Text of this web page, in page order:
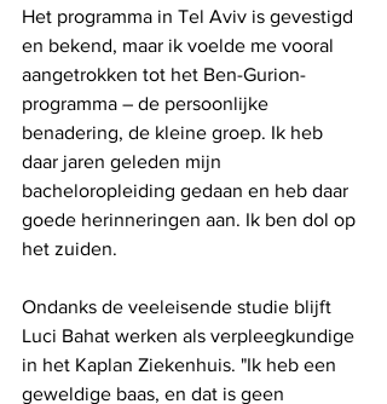
Het programma in Tel Aviv is gevestigd
en bekend, maar ik voelde me vooral
aangetrokken tot het Ben-Gurion-
programma – de persoonlijke
benadering, de kleine groep. Ik heb
daar jaren geleden mijn
bacheloropleiding gedaan en heb daar
goede herinneringen aan. Ik ben dol op
het zuiden.
Ondanks de veeleisende studie blijft
Luci Bahat werken als verpleegkundige
in het Kaplan Ziekenhuis. "Ik heb een
geweldige baas, en dat is geen